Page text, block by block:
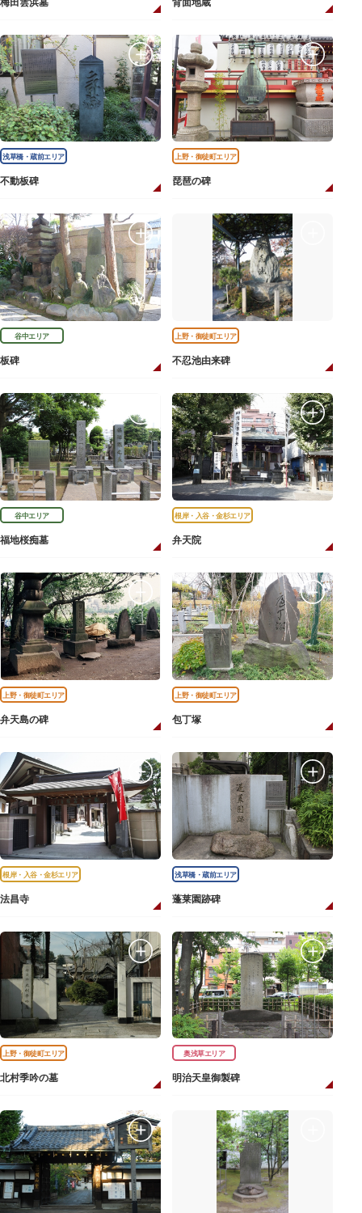
浅草橋・蔵前エリア
不動板碑
上野・御徒町エリア
琵琶の碑
谷中エリア
板碑
上野・御徒町エリア
不忍池由来碑
谷中エリア
福地桜痴墓
根岸・入谷・金杉エリア
弁天院
上野・御徒町エリア
弁天島の碑
上野・御徒町エリア
包丁塚
根岸・入谷・金杉エリア
法昌寺
浅草橋・蔵前エリア
蓬莱園跡碑
上野・御徒町エリア
北村季吟の墓
奥浅草エリア
明治天皇御製碑